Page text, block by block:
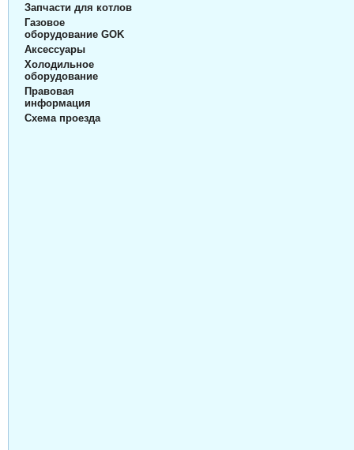
Запчасти для котлов
Газовое
оборудование GOK
Аксессуары
Холодильное
оборудование
Правовая
информация
Схема проезда